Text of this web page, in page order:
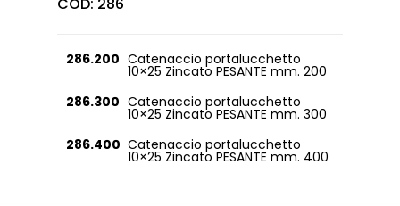
286.200 Catenaccio portalucchetto
10×25 Zincato PESANTE mm. 200
286.300 Catenaccio portalucchetto
10×25 Zincato PESANTE mm. 300
286.400 Catenaccio portalucchetto
10×25 Zincato PESANTE mm. 400